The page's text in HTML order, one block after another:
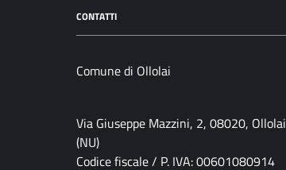
CONTATTI
Comune di Ollolai
Via Giuseppe Mazzini, 2, 08020, Ollolai
(NU)
Codice fiscale / P. IVA: 00601080914